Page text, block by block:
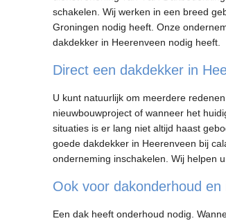
schakelen. Wij werken in een breed
Groningen nodig heeft. Onze
dakdekker in Heerenveen nodig heeft.
Direct een dakdekker in
U kunt natuurlijk om meerdere
nieuwbouwproject of wanneer het
situaties is er lang niet altijd haast
goede dakdekker in Heerenveen bij
onderneming inschakelen. Wij helpen
Ook voor dakonderhoud en
Een dak heeft onderhoud nodig.